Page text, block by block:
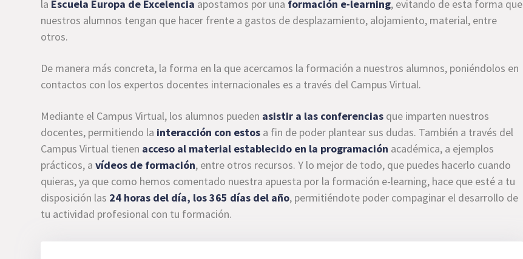
la Escuela Europa de Excelencia apostamos por una formación e-learning, evitando de esta forma que
nuestros alumnos tengan que hacer frente a gastos de desplazamiento, alojamiento, material, entre
otros.
De manera más concreta, la forma en la que acercamos la formación a nuestros alumnos, poniéndolos en
contactos con los expertos docentes internacionales es a través del Campus Virtual.
Mediante el Campus Virtual, los alumnos pueden asistir a las conferencias que imparten nuestros
docentes, permitiendo la interacción con estos a fin de poder plantear sus dudas. También a través del
Campus Virtual tienen acceso al material establecido en la programación académica, a ejemplos
prácticos, avídeos de formación, entre otros recursos. Y lo mejor de todo, que puedes hacerlo cuando
quieras, ya que como hemos comentado nuestra apuesta por la formación e-learning, hace que esté a tu
disposición las 24 horas del día, los 365 días del año, permitiéndote poder compaginar el desarrollo de
tu actividad profesional con tu formación.